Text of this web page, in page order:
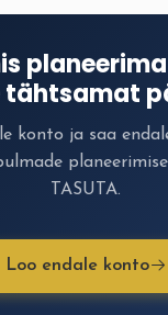
tähtsamat
konto ja saa
TASUTA.
Loo endale konto